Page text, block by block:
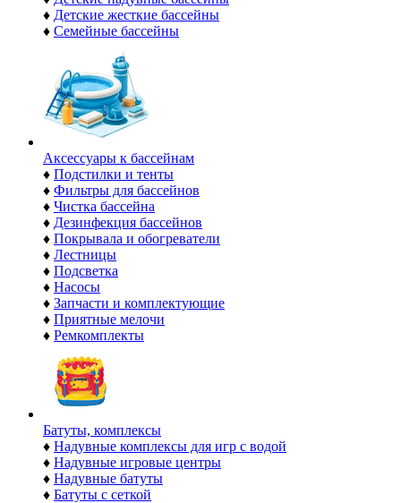
♦ Детские жесткие бассейны
♦ Семейные бассейны
Аксессуары к бассейнам
♦ Подстилки и тенты
♦ Фильтры для бассейнов
♦ Чистка бассейна
♦ Дезинфекция бассейнов
♦ Покрывала и обогреватели
♦ Лестницы
♦ Подсветка
♦ Насосы
♦ Запчасти и комплектующие
♦ Приятные мелочи
♦ Ремкомплекты
Батуты, комплексы
♦ Надувные комплексы для игр с водой
♦ Надувные игровые центры
♦ Надувные батуты
♦ Батуты с сеткой